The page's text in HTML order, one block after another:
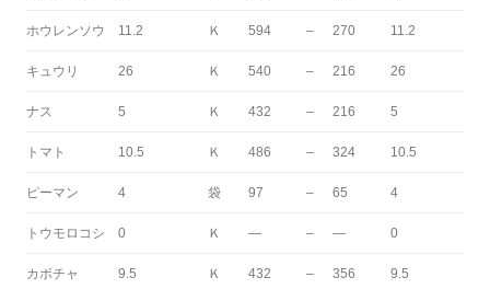
ホウレンソウ 11.2 Ｋ 594 – 270 11.2
キュウリ 26 Ｋ 540 – 216 26
ナス 5 Ｋ 432 – 216 5
トマト 10.5 Ｋ 486 – 324 10.5
ピーマン 4 袋 97 – 65 4
トウモロコシ 0 Ｋ — – — 0
カボチャ 9.5 Ｋ 432 – 356 9.5